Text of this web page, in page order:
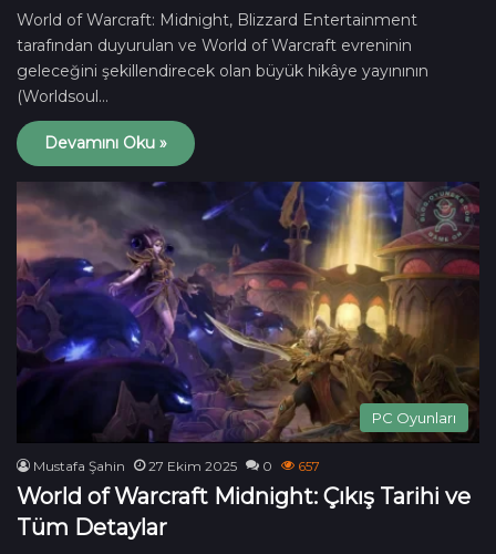
World of Warcraft: Midnight, Blizzard Entertainment
tarafından duyurulan ve World of Warcraft evreninin
geleceğini şekillendirecek olan büyük hikâye yayınının
(Worldsoul…
Devamını Oku »
PC Oyunları
Mustafa Şahin 27 Ekim 2025 0 657
World of Warcraft Midnight: Çıkış Tarihi ve
Tüm Detaylar